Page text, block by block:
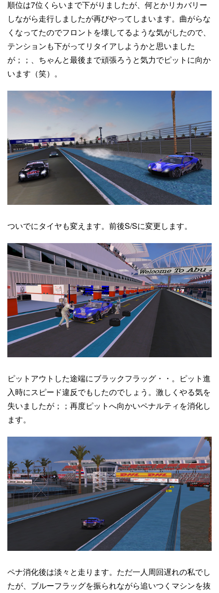
順位は7位くらいまで下がりましたが、何とかリカバリー
しながら走行しましたが再びやってしまいます。曲がらな
くなってたのでフロントを壊してるような気がしたので、
テンションも下がってリタイアしようかと思いました
が；；、ちゃんと最後まで頑張ろうと気力でピットに向か
います（笑）。
ついでにタイヤも変えます。前後S/Sに変更します。
ピットアウトした途端にブラックフラッグ・・。ピット進
入時にスピード違反でもしたのでしょう。激しくやる気を
失いましたが；；再度ピットへ向かいペナルティを消化し
ます。
ペナ消化後は淡々と走ります。ただ一人周回遅れの私でし
たが、ブルーフラッグを振られながら追いつくマシンを抜